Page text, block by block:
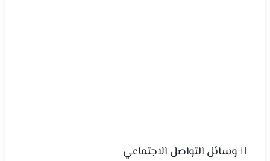
وسائل التواصل الاجتماعي